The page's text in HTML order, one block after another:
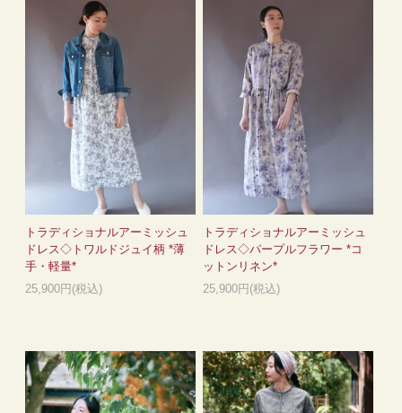
トラディショナルアーミッシュ
ドレス◇トワルドジュイ柄 *薄
手・軽量*
25,900円(税込)
トラディショナルアーミッシュ
ドレス◇パープルフラワー *コ
ットンリネン*
25,900円(税込)